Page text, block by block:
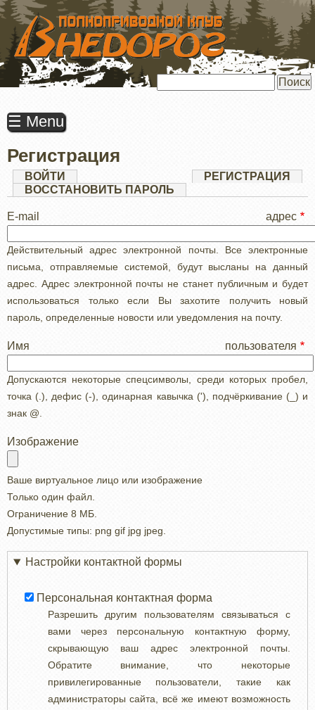
ПЕРЕЙТИ
ОСНОВНОМУ
СОДЕРЖАНИЮ
☰ Menu
Регистрация
Главные
вкладки
ВОЙТИ РЕГИСТРАЦИЯ
ВОССТАНОВИТЬ ПАРОЛЬ
E-mail адрес
Действительный адрес электронной почты. Все электронные
письма, отправляемые системой, будут высланы на данный
адрес. Адрес электронной почты не станет публичным и будет
использоваться только если Вы захотите получить новый
пароль, определенные новости или уведомления на почту.
Имя пользователя
Допускаются некоторые спецсимволы, среди которых пробел,
точка (.), дефис (-), одинарная кавычка ('), подчёркивание (_) и
знак @.
Изображение
Ваше виртуальное лицо или изображение
Только один файл.
Ограничение 8 МБ.
Допустимые типы: png gif jpg jpeg.
Настройки контактной формы
Персональная контактная форма
Разрешить другим пользователям связываться с
вами через персональную контактную форму,
скрывающую ваш адрес электронной почты.
Обратите внимание, что некоторые
привилегированные пользователи, такие как
администраторы сайта, всё же имеют возможность